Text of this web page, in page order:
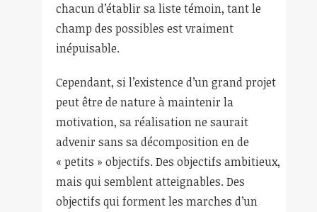
chacun d’établir sa liste témoin, tant le
champ des possibles est vraiment
inépuisable.
Cependant, si l’existence d’un grand projet
peut être de nature à maintenir la
motivation, sa réalisation ne saurait
advenir sans sa décomposition en de
« petits » objectifs. Des objectifs ambitieux,
mais qui semblent atteignables. Des
objectifs qui forment les marches d’un